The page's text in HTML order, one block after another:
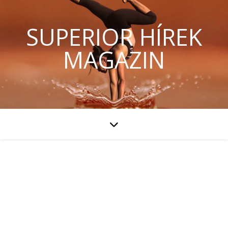
SUPERIOR HÍREK
MAGAZIN